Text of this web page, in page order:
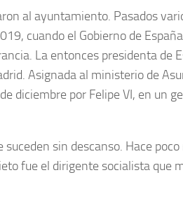
al ayuntamiento. Pasados
cuando el Gobierno de
La entonces presidenta de
Asignada al ministerio de
diciembre por Felipe VI, en un
sin descanso. Hace
fue el dirigente socialista